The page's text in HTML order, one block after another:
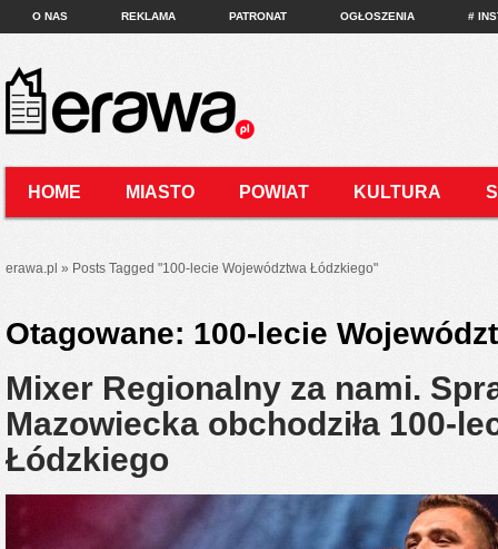
O NAS REKLAMA PATRONAT OGŁOSZENIA #
HOME MIASTO POWIAT KULTURA
erawa.pl » Posts Tagged "100-lecie Województwa Łódzkiego"
Otagowane: 100-lecie
Mixer Regionalny za nami.
Mazowiecka obchodziła 100-
Łódzkiego